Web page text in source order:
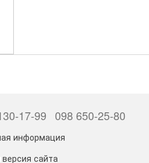
17-99 098 650-25-80
информация
сайта